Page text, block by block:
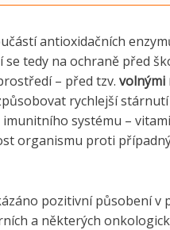
antioxidačních
se tedy na ochraně před
– před tzv. volnými
rychlejší
systému –
organismu proti
pozitivní působení v
a některých